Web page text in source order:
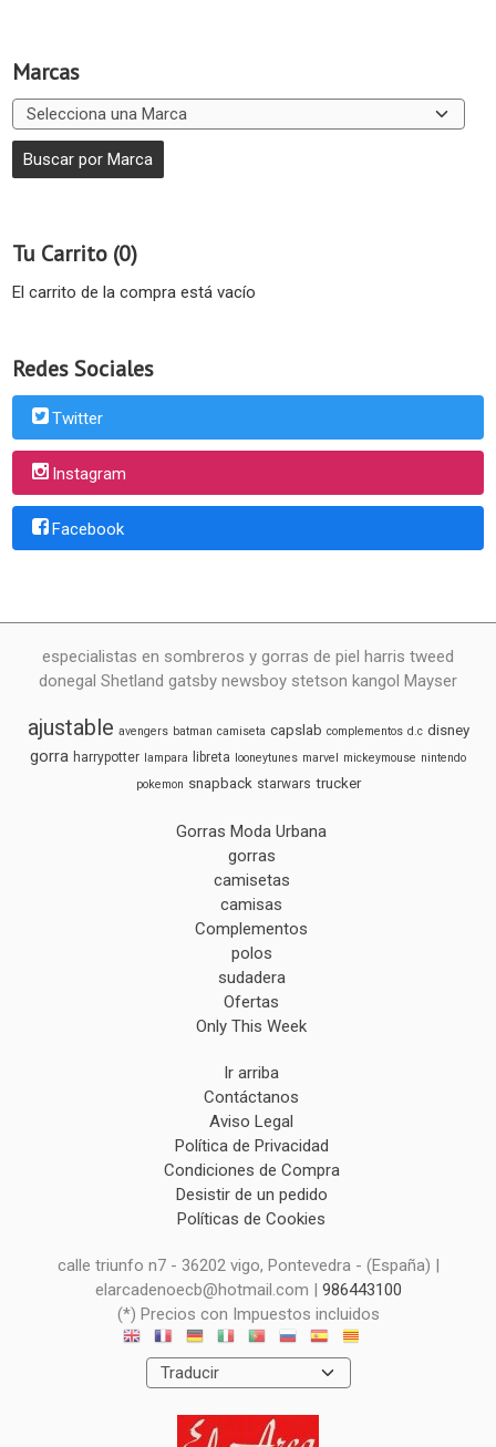
Marcas
Tu Carrito (0)
El carrito de la compra está vacío
Redes Sociales
Twitter
Instagram
Facebook
especialistas en sombreros y gorras de piel harris tweed
donegal Shetland gatsby newsboy stetson kangol Mayser
ajustable avengers batman camiseta capslab complementos d.c disney
gorra harrypotter lampara libreta looneytunes marvel mickeymouse nintendo
pokemon snapback starwars trucker
Gorras Moda Urbana
gorras
camisetas
camisas
Complementos
polos
sudadera
Ofertas
Only This Week
Ir arriba
Contáctanos
Aviso Legal
Política de Privacidad
Condiciones de Compra
Desistir de un pedido
Políticas de Cookies
calle triunfo n7 - 36202 vigo, Pontevedra - (España) |
elarcadenoecb@hotmail.com | 986443100
(*) Precios con Impuestos incluidos